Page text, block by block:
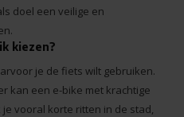
doel een veilige en
kiezen?
je de fiets wilt gebruiken.
kan een e-bike met krachtige
vooral korte ritten in de stad,